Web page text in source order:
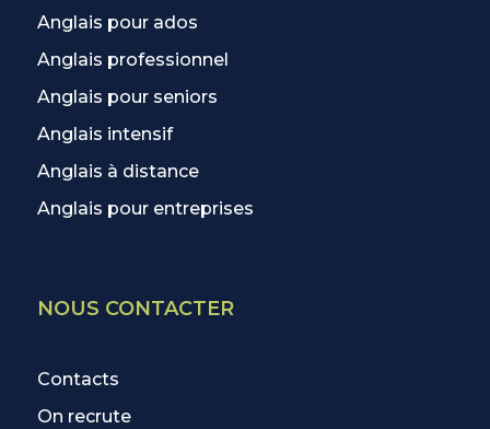
Anglais pour ados
Anglais professionnel
Anglais pour seniors
Anglais intensif
Anglais à distance
Anglais pour entreprises
NOUS CONTACTER
Contacts
On recrute